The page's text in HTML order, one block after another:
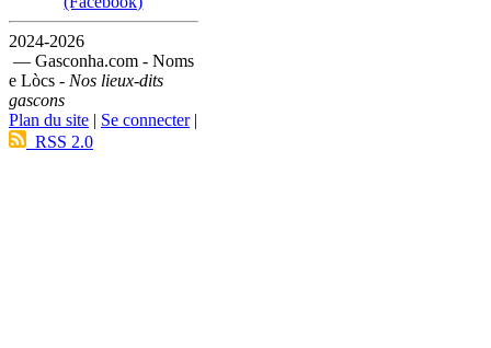
2024-2026
— Gasconha.com - Noms
e Lòcs - Nos lieux-dits
gascons
Plan du site | Se connecter|
RSS 2.0